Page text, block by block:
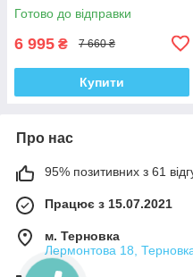
Готово до відправки
6 995 ₴ 7 660 ₴
Купити
Про нас
95% позитивних з 61
Працює з 15.07.2021
м. Терновка
Лермонтова 18,